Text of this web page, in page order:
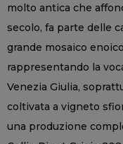
molto antica che
secolo, fa parte delle
grande mosaico
rappresentando la
Venezia Giulia,
coltivata a vigneto
una produzione